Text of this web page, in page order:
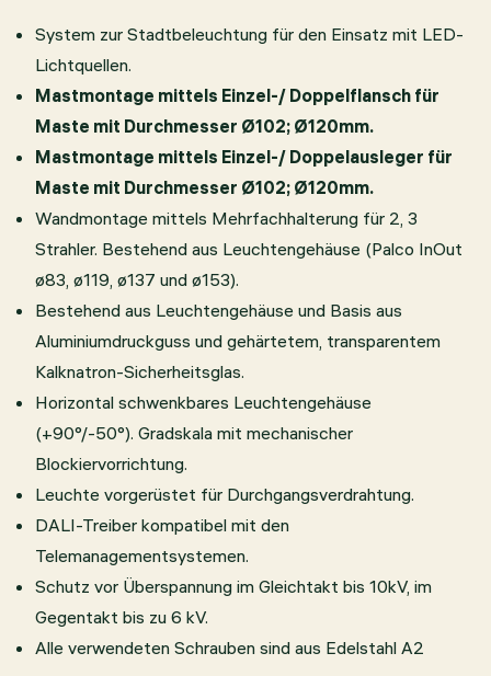
System zur Stadtbeleuchtung für den Einsatz mit LED-
Lichtquellen.
Mastmontage mittels Einzel-/ Doppelflansch für
Maste mit Durchmesser Ø102; Ø120mm.
Mastmontage mittels Einzel-/ Doppelausleger für
Maste mit Durchmesser Ø102; Ø120mm.
Wandmontage mittels Mehrfachhalterung für 2, 3
Strahler. Bestehend aus Leuchtengehäuse (Palco InOut
ø83, ø119, ø137 und ø153).
Bestehend aus Leuchtengehäuse und Basis aus
Aluminiumdruckguss und gehärtetem, transparentem
Kalknatron-Sicherheitsglas.
Horizontal schwenkbares Leuchtengehäuse
(+90°/-50°). Gradskala mit mechanischer
Blockiervorrichtung.
Leuchte vorgerüstet für Durchgangsverdrahtung.
DALI-Treiber kompatibel mit den
Telemanagementsystemen.
Schutz vor Überspannung im Gleichtakt bis 10kV, im
Gegentakt bis zu 6 kV.
Alle verwendeten Schrauben sind aus Edelstahl A2